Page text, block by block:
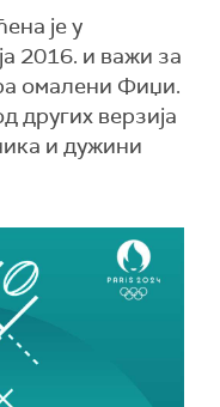
је у
2016. и важи за
омалени Фиџи.
других верзија
и дужини